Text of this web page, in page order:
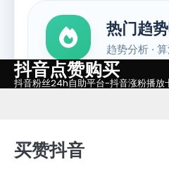
Skip抖音点赞购买
抖音粉丝24h自助平台-抖音涨粉播放
买赞抖音